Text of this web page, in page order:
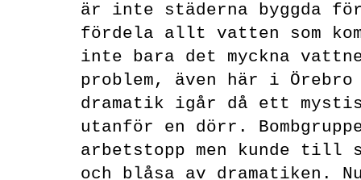
är inte städerna byggda
fördela allt vatten som
inte bara det myckna
problem, även här i
dramatik igår då ett
utanför en dörr.
arbetstopp men kunde
och blåsa av dramatiken.